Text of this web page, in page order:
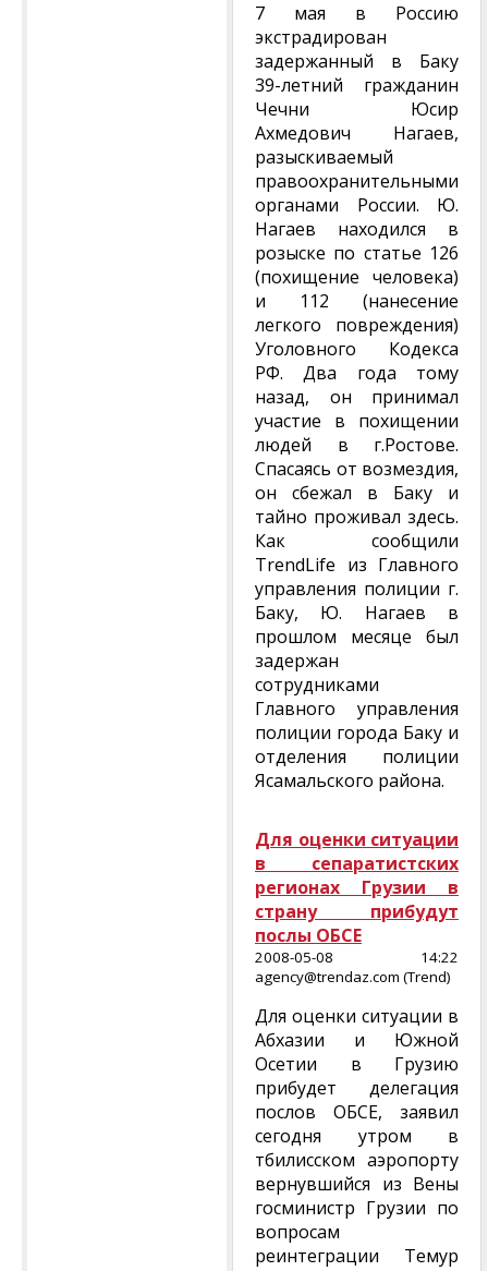
7 мая в Россию
экстрадирован
задержанный в Баку
39-летний гражданин
Чечни Юсир
Ахмедович Нагаев,
разыскиваемый
правоохранительными
органами России. Ю.
Нагаев находился в
розыске по статье 126
(похищение человека)
и 112 (нанесение
легкого повреждения)
Уголовного Кодекса
РФ. Два года тому
назад, он принимал
участие в похищении
людей в г.Ростове.
Спасаясь от возмездия,
он сбежал в Баку и
тайно проживал здесь.
Как сообщили
TrendLife из Главного
управления полиции г.
Баку, Ю. Нагаев в
прошлом месяце был
задержан
сотрудниками
Главного управления
полиции города Баку и
отделения полиции
Ясамальского района.
Для оценки ситуации
в сепаратистских
регионах Грузии в
страну прибудут
послы ОБСЕ
2008-05-08 14:22
agency@trendaz.com (Trend)
Для оценки ситуации в
Абхазии и Южной
Осетии в Грузию
прибудет делегация
послов ОБСЕ, заявил
сегодня утром в
тбилисском аэропорту
вернувшийся из Вены
госминистр Грузии по
вопросам
реинтеграции Темур